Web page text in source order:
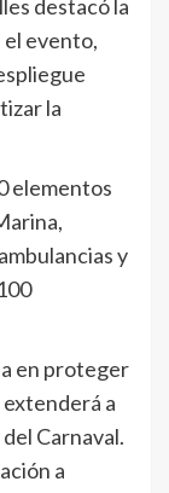
destacó la
evento,
la
elementos
y
en proteger
extenderá a
Carnaval.
a